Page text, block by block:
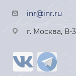
inr@inr.ru
г. Москва, В-